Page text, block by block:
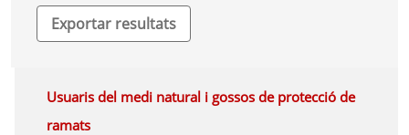
Usuaris del medi natural i gossos de protecció de
ramats